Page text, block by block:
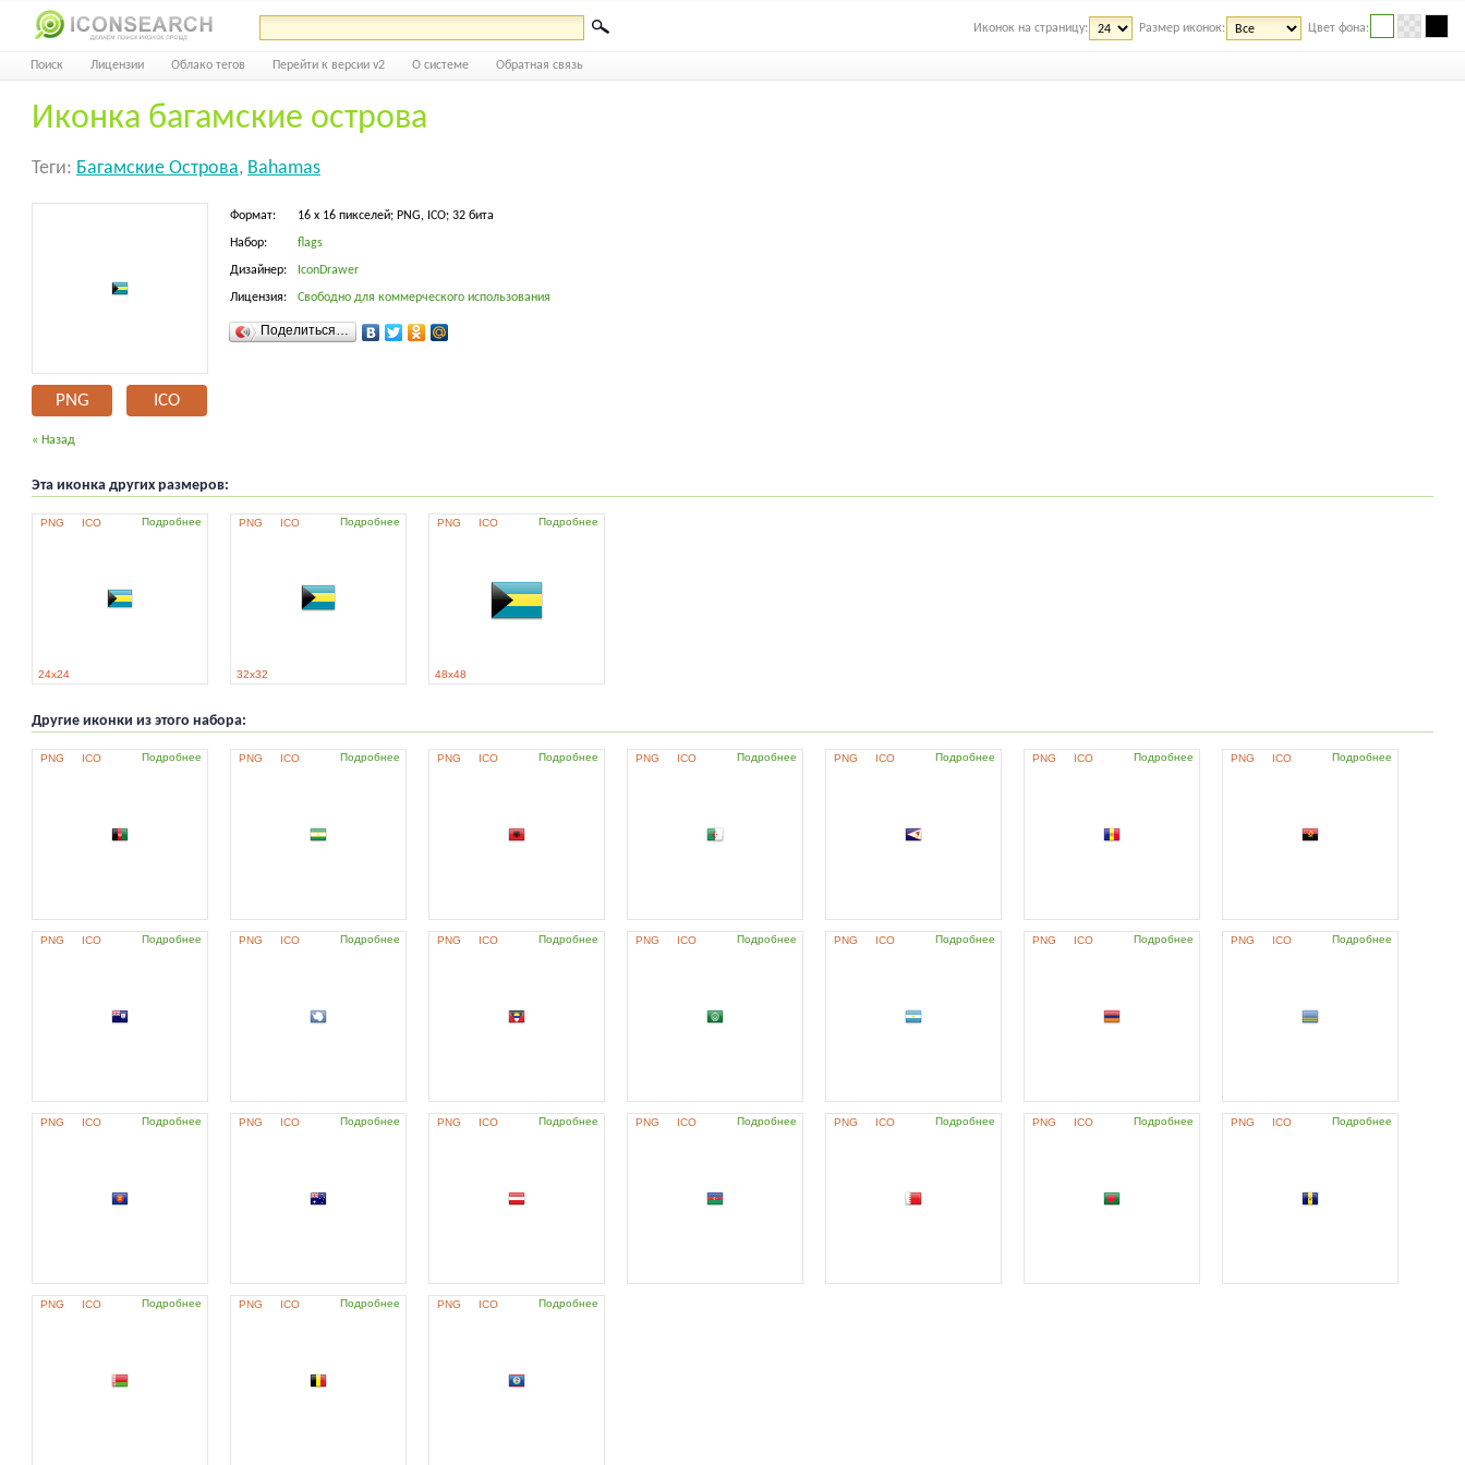
Иконок на страницу: Размер иконок: Цвет фона:
Поиск Лицензии Облако тегов Перейти к версии v2 О системе Обратная связь
Иконка багамские острова
Теги: Багамские Острова, Bahamas
PNG ICO
Формат: 16 x 16 пикселей; PNG, ICO; 32 бита
Набор: flags
Дизайнер: IconDrawer
Лицензия: Свободно для коммерческого использования
Поделиться…
« Назад
Эта иконка других размеров:
PNG ICO Подробнее
24x24
PNG ICO Подробнее
32x32
PNG ICO Подробнее
48x48
Другие иконки из этого набора:
PNG ICO Подробнее PNG ICO Подробнее PNG ICO Подробнее PNG ICO Подробнее PNG ICO Подробнее PNG ICO Подробнее PNG ICO Подробнее
PNG ICO Подробнее PNG ICO Подробнее PNG ICO Подробнее PNG ICO Подробнее PNG ICO Подробнее PNG ICO Подробнее PNG ICO Подробнее
PNG ICO Подробнее PNG ICO Подробнее PNG ICO Подробнее PNG ICO Подробнее PNG ICO Подробнее PNG ICO Подробнее PNG ICO Подробнее
PNG ICO Подробнее PNG ICO Подробнее PNG ICO Подробнее